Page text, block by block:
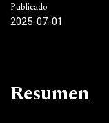
Publicado
2025-07-01
Resumen